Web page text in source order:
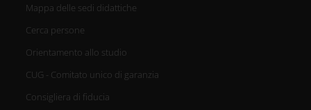
Mappa delle sedi didattiche
Cerca persone
Orientamento allo studio
CUG - Comitato unico di garanzia
Consigliera di fiducia